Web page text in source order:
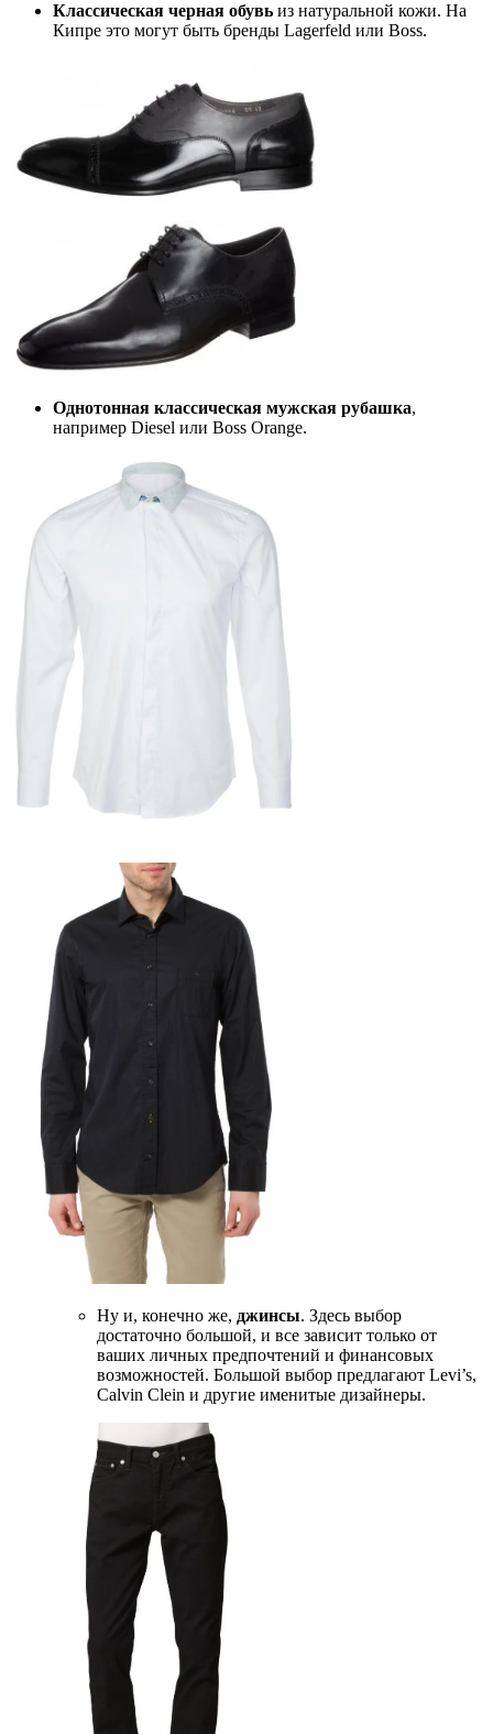
Классическая черная обувь из натуральной кожи. На
Кипре это могут быть бренды Lagerfeld или Boss.
Однотонная классическая мужская рубашка,
например Diesel или Boss Orange.
Ну и, конечно же, джинсы. Здесь выбор
достаточно большой, и все зависит только от
ваших личных предпочтений и финансовых
возможностей. Большой выбор предлагают Levi’s,
Calvin Clein и другие именитые дизайнеры.